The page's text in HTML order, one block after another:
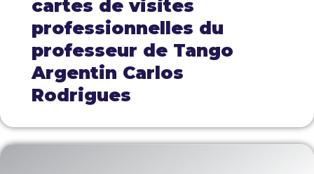
cartes de visites
professionnelles du
professeur de Tango
Argentin Carlos
Rodrigues